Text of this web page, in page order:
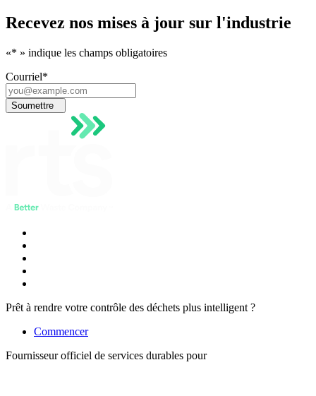
Recevez nos mises à jour sur l'industrie
«* » indique les champs obligatoires
Courriel*
Soumettre
Prêt à rendre votre contrôle des déchets plus intelligent ?
Commencer
Fournisseur officiel de services durables pour